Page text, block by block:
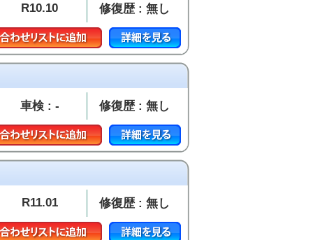
R10.10 修復歴 : 無し
車検 : - 修復歴 : 無し
R11.01 修復歴 : 無し